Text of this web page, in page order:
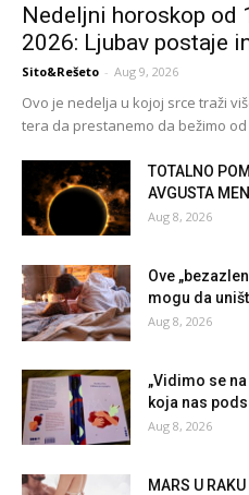
Nedeljni horoskop od
2026: Ljubav postaje
Sito&Rešeto - Aug 9, 2026
Ovo je nedelja u kojoj srce traži
tera da prestanemo da bežimo od
TOTALNO
AVGUSTA
Aug 8, 2026
Ove
mogu da
Aug 8, 2026
„Vidimo se
koja nas
Aug 8, 2026
MARS U